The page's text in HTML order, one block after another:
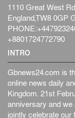
1110 Great West
England,TW8 0GP
+8801724772790
INTRO
Gbnews24.com is
online news daily
Kingdom. 21st
anniversary and
jointly celebrate